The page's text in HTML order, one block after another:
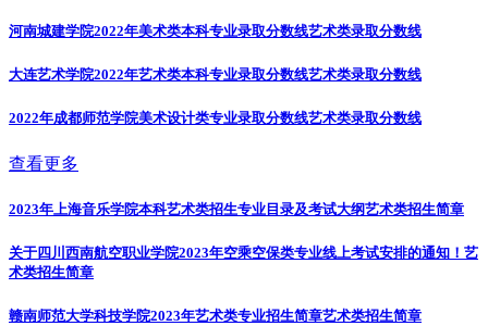
河南城建学院2022年美术类本科专业录取分数线艺术类录取分数线
大连艺术学院2022年艺术类本科专业录取分数线艺术类录取分数线
2022年成都师范学院美术设计类专业录取分数线艺术类录取分数线
查看更多
2023年上海音乐学院本科艺术类招生专业目录及考试大纲艺术类招生简章
关于四川西南航空职业学院2023年空乘空保类专业线上考试安排的通知！ 艺
术类招生简章
赣南师范大学科技学院2023年艺术类专业招生简章艺术类招生简章